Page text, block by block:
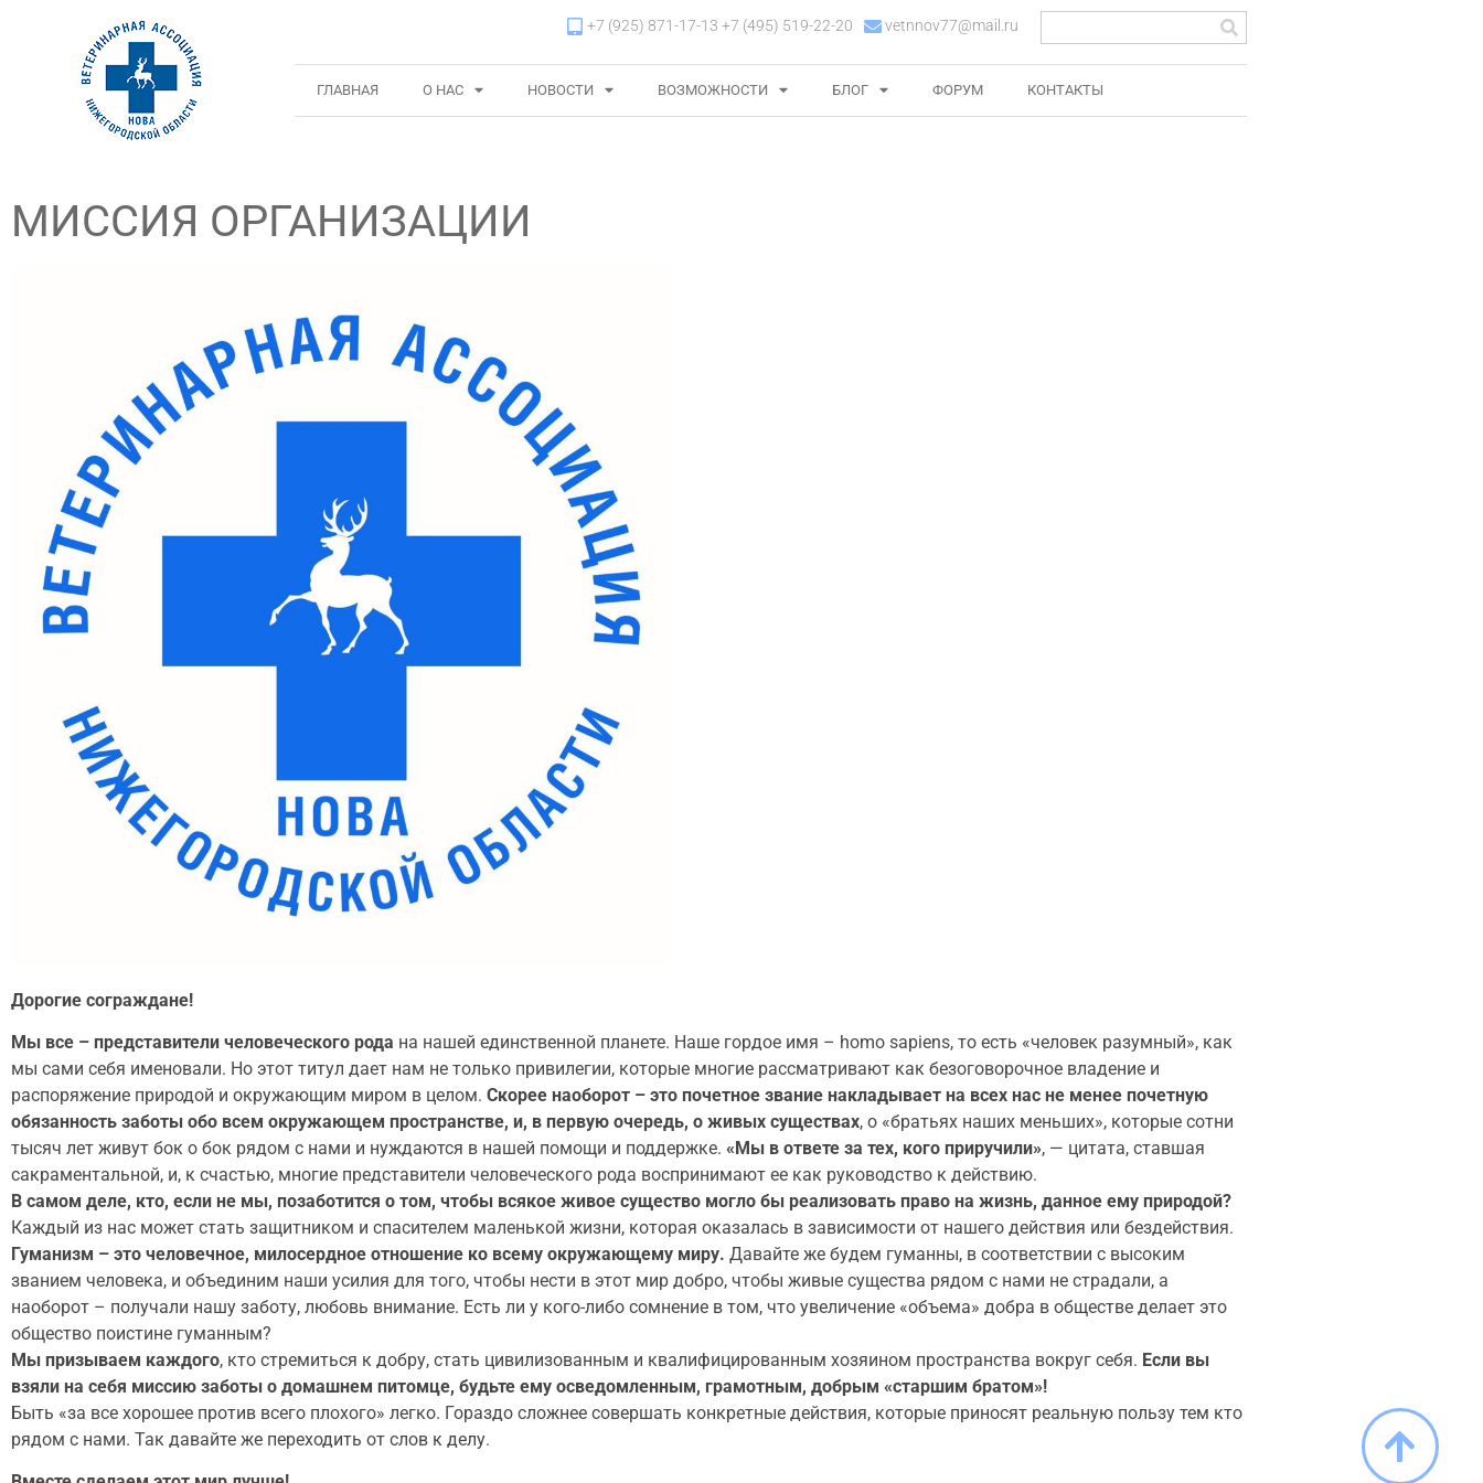
+7 (925) 871-17-13 +7 (495) 519-22-20 vetnnov77@mail.ru
ГЛАВНАЯ О НАС НОВОСТИ ВОЗМОЖНОСТИ БЛОГ ФОРУМ КОНТАКТЫ
МИССИЯ ОРГАНИЗАЦИИ
Дорогие сограждане!
Мы все – представители человеческого рода на нашей единственной планете. Наше гордое имя – homo sapiens, то есть «человек разумный», как
мы сами себя именовали. Но этот титул дает нам не только привилегии, которые многие рассматривают как безоговорочное владение и
распоряжение природой и окружающим миром в целом. Скорее наоборот – это почетное звание накладывает на всех нас не менее почетную
обязанность заботы обо всем окружающем пространстве, и, в первую очередь, о живых существах, о «братьях наших меньших», которые сотни
тысяч лет живут бок о бок рядом с нами и нуждаются в нашей помощи и поддержке. «Мы в ответе за тех, кого приручили», — цитата, ставшая
сакраментальной, и, к счастью, многие представители человеческого рода воспринимают ее как руководство к действию.
В самом деле, кто, если не мы, позаботится о том, чтобы всякое живое существо могло бы реализовать право на жизнь, данное ему природой?
Каждый из нас может стать защитником и спасителем маленькой жизни, которая оказалась в зависимости от нашего действия или бездействия.
Гуманизм – это человечное, милосердное отношение ко всему окружающему миру. Давайте же будем гуманны, в соответствии с высоким
званием человека, и объединим наши усилия для того, чтобы нести в этот мир добро, чтобы живые существа рядом с нами не страдали, а
наоборот – получали нашу заботу, любовь внимание. Есть ли у кого-либо сомнение в том, что увеличение «объема» добра в обществе делает это
общество поистине гуманным?
Мы призываем каждого, кто стремиться к добру, стать цивилизованным и квалифицированным хозяином пространства вокруг себя. Если вы
взяли на себя миссию заботы о домашнем питомце, будьте ему осведомленным, грамотным, добрым «старшим братом»!
Быть «за все хорошее против всего плохого» легко. Гораздо сложнее совершать конкретные действия, которые приносят реальную пользу тем кто
рядом с нами. Так давайте же переходить от слов к делу.